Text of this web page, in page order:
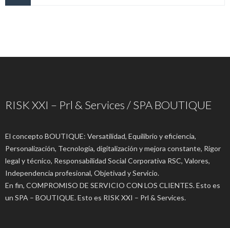
RISK XXI – Prl & Services / SPA BOUTIQUE
El concepto BOUTIQUE: Versatilidad, Equilibrio y eficiencia,
Personalización, Tecnología, digitalización y mejora constante, Rigor
legal y técnico, Responsabilidad Social Corporativa RSC, Valores,
Independencia profesional, Objetivad y Servicio.
En fin, COMPROMISO DE SERVICIO CON LOS CLIENTES. Esto es
un SPA – BOUTIQUE. Esto es RISK XXI – Prl & Services.